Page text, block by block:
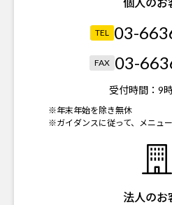
TEL 03-
FAX 03-
受付時間： 9
※年末年始を除き無休
※ガイダンスに従って、メニュ
法人のお